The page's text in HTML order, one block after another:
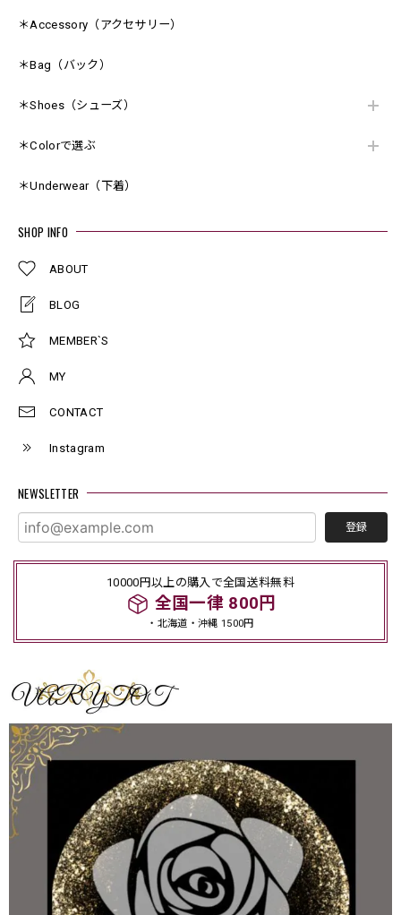
＊Accessory（アクセサリー）
＊Bag（バック）
＊Shoes（シューズ）
＊Colorで選ぶ
＊Underwear（下着）
SHOP INFO
ABOUT
BLOG
MEMBER`S
MY
CONTACT
Instagram
NEWSLETTER
登録
10000円以上の購入で全国送料無料
全国一律 800円
・北海道・沖縄 1500円